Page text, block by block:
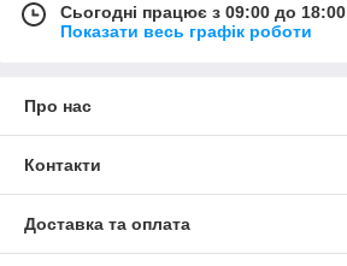
Сьогодні працює з 09:00 до 18:00
Показати весь графік роботи
Про нас
Контакти
Доставка та оплата